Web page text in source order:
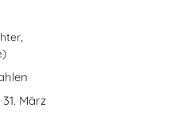
März